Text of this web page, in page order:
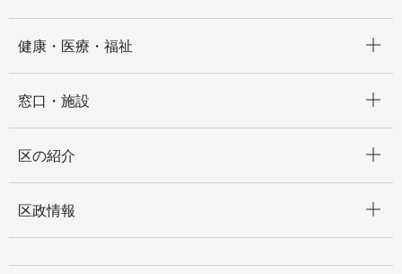
健康・医療・福祉
窓口・施設
区の紹介
区政情報